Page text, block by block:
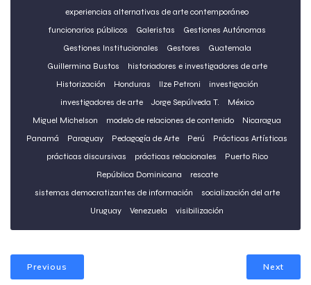
experiencias alternativas de arte contemporáneo
funcionarios públicos
Galeristas
Gestiones Autónomas
Gestiones Institucionales
Gestores
Guatemala
Guillermina Bustos
historiadores e investigadores de arte
Historización
Honduras Ilze Petroni
investigación
investigadores de arte
Jorge Sepúlveda T.
México
Miguel Michelson
modelo de relaciones de contenido
Nicaragua
Panamá
Paraguay Pedagogía de Arte Perú
Prácticas Artísticas
prácticas discursivas
prácticas relacionales
Puerto Rico
República Dominicana
rescate
sistemas democratizantes de información
socialización del arte
Uruguay
Venezuela visibilización
Previous Next